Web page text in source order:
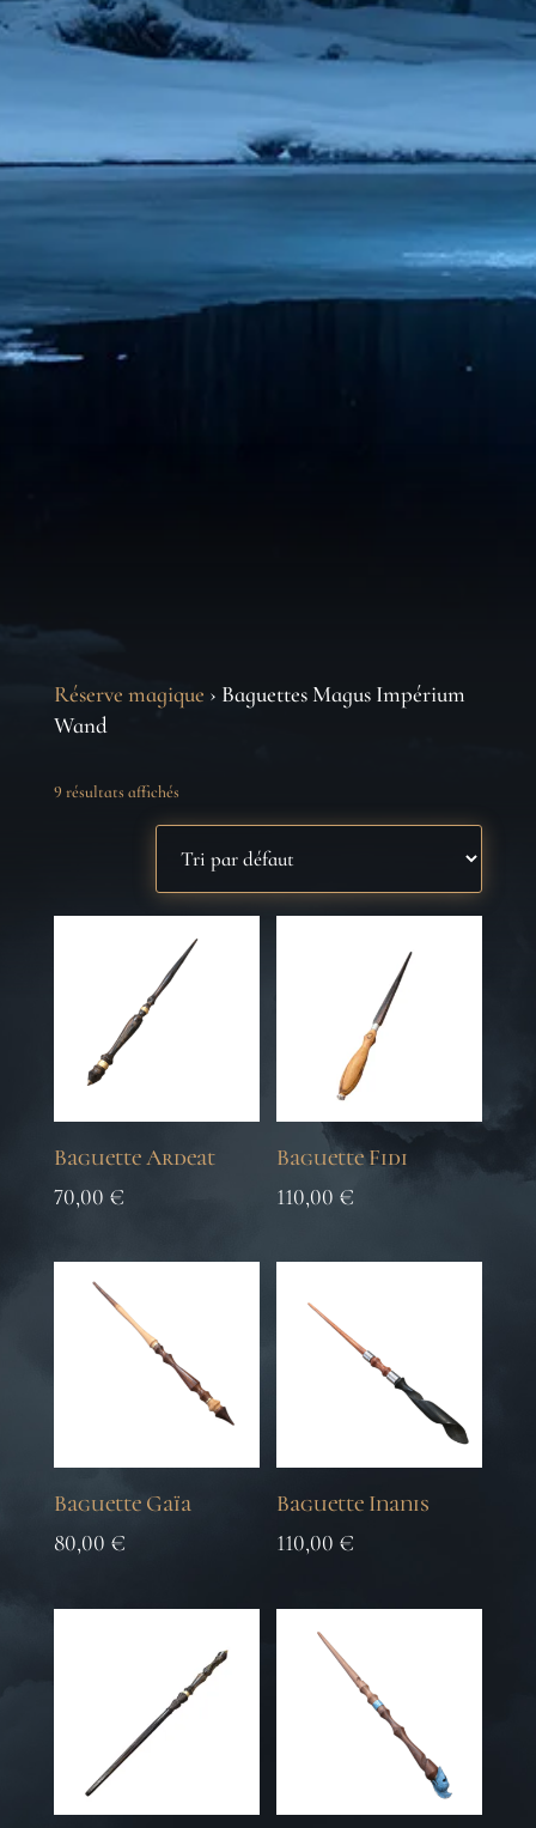
Réserve magique › Baguettes Magus Impérium
Wand
9 résultats affichés
Baguette Ardeat
70,00 €
Baguette Fidi
110,00 €
Baguette Gaïa
80,00 €
Baguette Inanis
110,00 €